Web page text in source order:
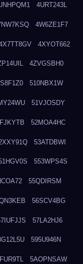
4URT243L
4W6ZE1F7
4XYOT662
4ZVGSBH0
510NBX1W
51VJOSDY
52MOA4HC
53ATDBWI
553WPS4S
55QDIRSM
56SCV4BG
57LA2HJ6
595U946N
5AOPNSAW